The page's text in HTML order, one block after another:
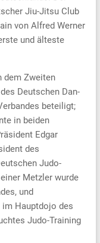
Jiu-Jitsu Club
von Alfred Werner
und älteste
dem Zweiten
Deutschen Dan-
beteiligt;
in beiden
Edgar
des
Judo-
Metzler wurde
und
im Hauptdojo des
Judo-Training